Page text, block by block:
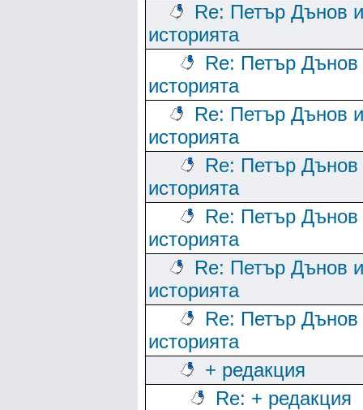
Re: Петър Дънов и
историята
Re: Петър Дънов
историята
Re: Петър Дънов и
историята
Re: Петър Дънов
историята
Re: Петър Дънов
историята
Re: Петър Дънов и
историята
Re: Петър Дънов
историята
+ редакция
Re: + редакция